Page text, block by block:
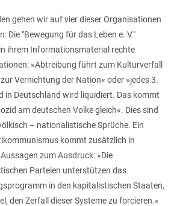
gehen wir auf vier dieser Organisationen
Die "Bewegung für das Leben e. V."
ihrem Informationsmaterial rechte
»Abtreibung führt zum Kulturverfall
Vernichtung der Nation« oder »jedes 3.
in Deutschland wird liquidiert. Das kommt
am deutschen Volke gleich«. Dies sind
– nationalistische Sprüche. Ein
kommt zusätzlich in
zum Ausdruck: »Die
Parteien unterstützen das
in den kapitalistischen Staaten,
den Zerfall dieser Systeme zu forcieren.«